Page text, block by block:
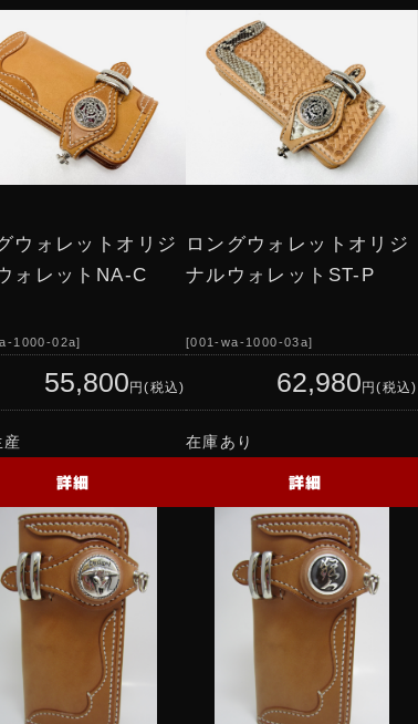
ウォレットオリジ
ォレットNA-C
1000-02a
55,800円(税込)
産
詳細
ロングウォレットオリジ
ナルウォレットST-P
001-wa-1000-03a
62,980円(税込)
在庫あり
詳細